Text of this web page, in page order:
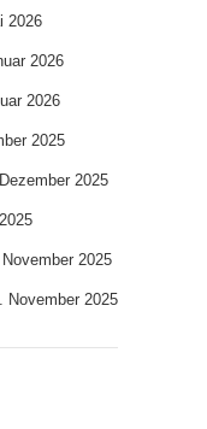
2026
2026
2026
2025
2025
2025
November 2025